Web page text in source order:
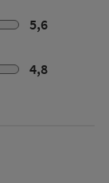
5,6
4,8